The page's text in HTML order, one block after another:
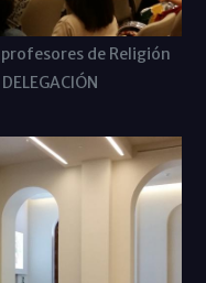
de Religión